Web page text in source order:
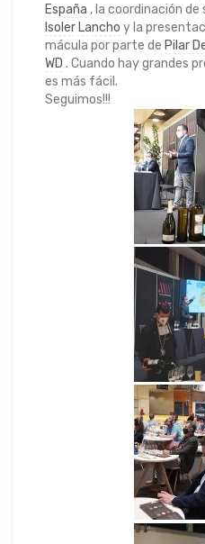
España , la coordinación de
Isoler Lancho y la
mácula por parte de Pilar
WD . Cuando hay grandes
es más fácil.
Seguimos!!!